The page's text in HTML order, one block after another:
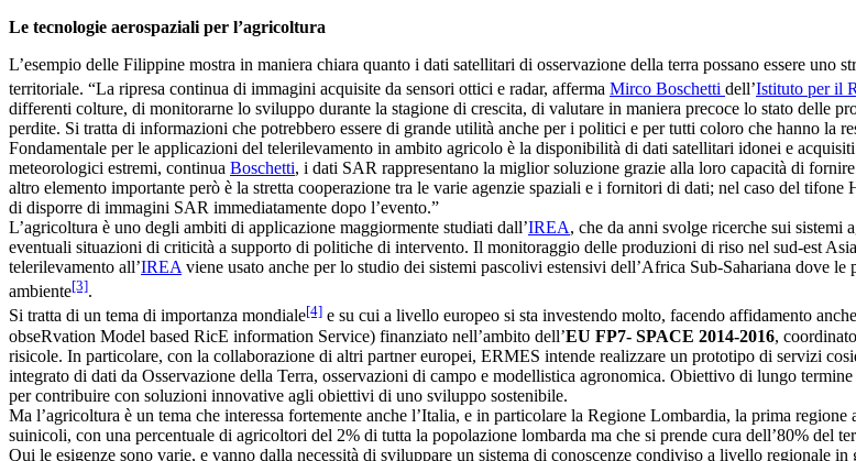
Le tecnologie aerospaziali per l’agricoltura
L’esempio delle Filippine mostra in maniera chiara quanto i dati satellitari di osservazione della terra possano essere
territoriale. “La ripresa continua di immagini acquisite da sensori ottici e radar, afferma Mirco Boschetti dell’Istituto per il
differenti colture, di monitorarne lo sviluppo durante la stagione di crescita, di valutare in maniera precoce lo stato
perdite. Si tratta di informazioni che potrebbero essere di grande utilità anche per i politici e per tutti coloro che hanno la
Fondamentale per le applicazioni del telerilevamento in ambito agricolo è la disponibilità di dati satellitari idonei e
meteorologici estremi, continua Boschetti, i dati SAR rappresentano la miglior soluzione grazie alla loro capacità di
altro elemento importante però è la stretta cooperazione tra le varie agenzie spaziali e i fornitori di dati; nel caso del tifone
di disporre di immagini SAR immediatamente dopo l’evento.”
L’agricoltura è uno degli ambiti di applicazione maggiormente studiati dall’IREA, che da anni svolge ricerche sui
eventuali situazioni di criticità a supporto di politiche di intervento. Il monitoraggio delle produzioni di riso nel sud-est
telerilevamento all’IREA viene usato anche per lo studio dei sistemi pascolivi estensivi dell’Africa Sub-Sahariana dove
ambiente[3].
Si tratta di un tema di importanza mondiale[4] e su cui a livello europeo si sta investendo molto, facendo affidamento
obseRvation Model based RicE information Service) finanziato nell’ambito dell’EU FP7- SPACE 2014-2016,
risicole. In particolare, con la collaborazione di altri partner europei, ERMES intende realizzare un prototipo di servizi
integrato di dati da Osservazione della Terra, osservazioni di campo e modellistica agronomica. Obiettivo di lungo
per contribuire con soluzioni innovative agli obiettivi di uno sviluppo sostenibile.
Ma l’agricoltura è un tema che interessa fortemente anche l’Italia, e in particolare la Regione Lombardia, la prima
suinicoli, con una percentuale di agricoltori del 2% di tutta la popolazione lombarda ma che si prende cura dell’80% del
Qui le esigenze sono varie, e vanno dalla necessità di sviluppare un sistema di conoscenze condiviso a livello regionale